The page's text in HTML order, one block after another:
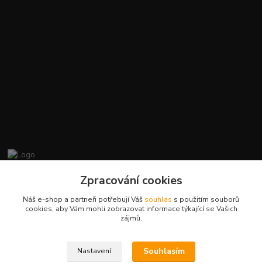
+420412384749
Zpracování cookies
Náš e-shop a partneři potřebují Váš souhlas s použitím souborů
cookies, aby Vám mohli zobrazovat informace týkající se Vašich
zájmů.
Nastavení Souhlasím